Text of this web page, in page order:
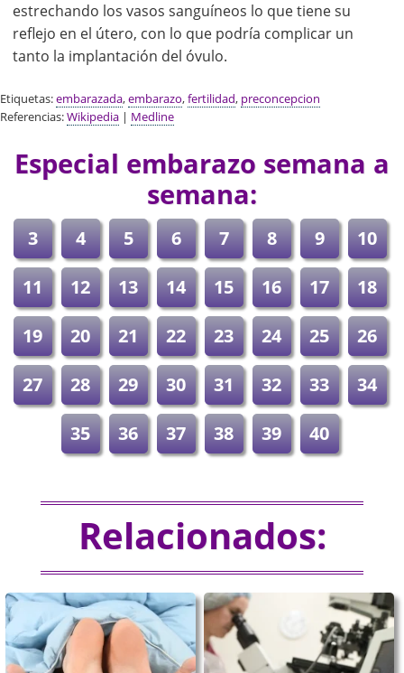
estrechando los vasos sanguíneos lo que tiene su
reflejo en el útero, con lo que podría complicar un
tanto la implantación del óvulo.
Etiquetas:embarazada,embarazo,fertilidad, preconcepcion
Referencias:Wikipedia | Medline
Especial embarazo semana a
semana:
3 4 5 6 7 8 9
10
11
12 13 14 15 16 17
18
19
20 21 22 23 24 25
26
27
28 29 30 31 32 33
34
35
36 37 38 39 40
Relacionados: